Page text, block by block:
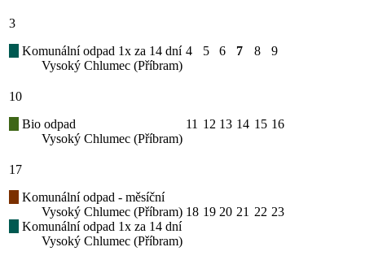
3
Komunální odpad 1x za 14 dní
Vysoký Chlumec (Příbram)
4 5 6 7 8 9
10
Bio odpad
Vysoký Chlumec (Příbram)
11 12 13 14 15 16
17
Komunální odpad - měsíční
Vysoký Chlumec (Příbram)
Komunální odpad 1x za 14 dní
Vysoký Chlumec (Příbram)
18 19 20 21 22 23